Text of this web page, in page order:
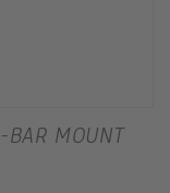
BAR MOUNT